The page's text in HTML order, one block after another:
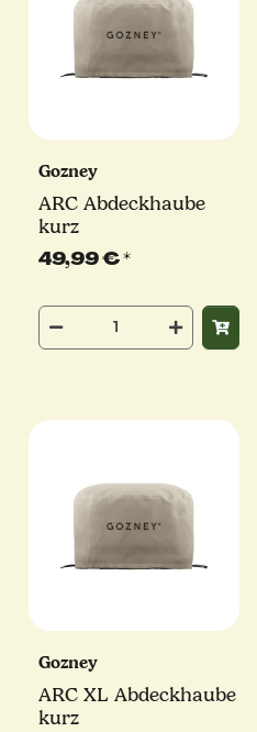
Gozney
ARC Abdeckhaube
kurz
49,99 €*
Gozney
ARC XL Abdeckhaube
kurz